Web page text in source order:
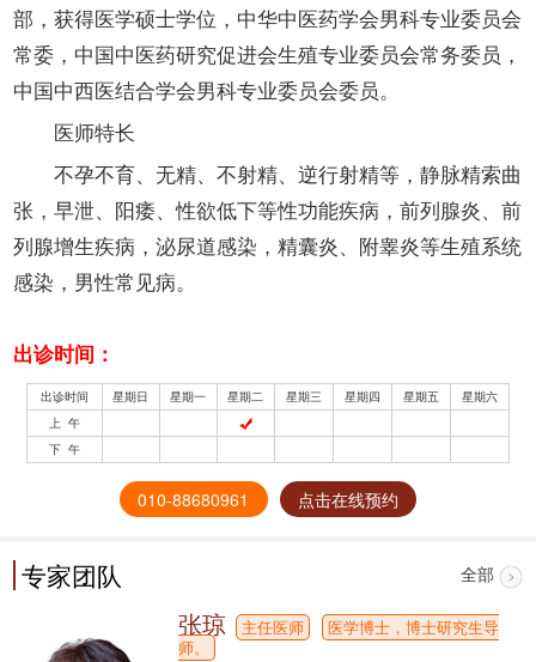
部，获得医学硕士学位，中华中医药学会男科专业委员会
常委，中国中医药研究促进会生殖专业委员会常务委员，
中国中西医结合学会男科专业委员会委员。
医师特长
不孕不育、无精、不射精、逆行射精等，静脉精索曲
张，早泄、阳痿、性欲低下等性功能疾病，前列腺炎、前
列腺增生疾病，泌尿道感染，精囊炎、附睾炎等生殖系统
感染，男性常见病。
出诊时间：
出诊时间 星期日 星期一 星期二 星期三 星期四 星期五
星期六
上 午
下 午
010-88680961 点击在线预约
专家团队 全部
张琼 主任医师
医学博士，博士研究生导
师。